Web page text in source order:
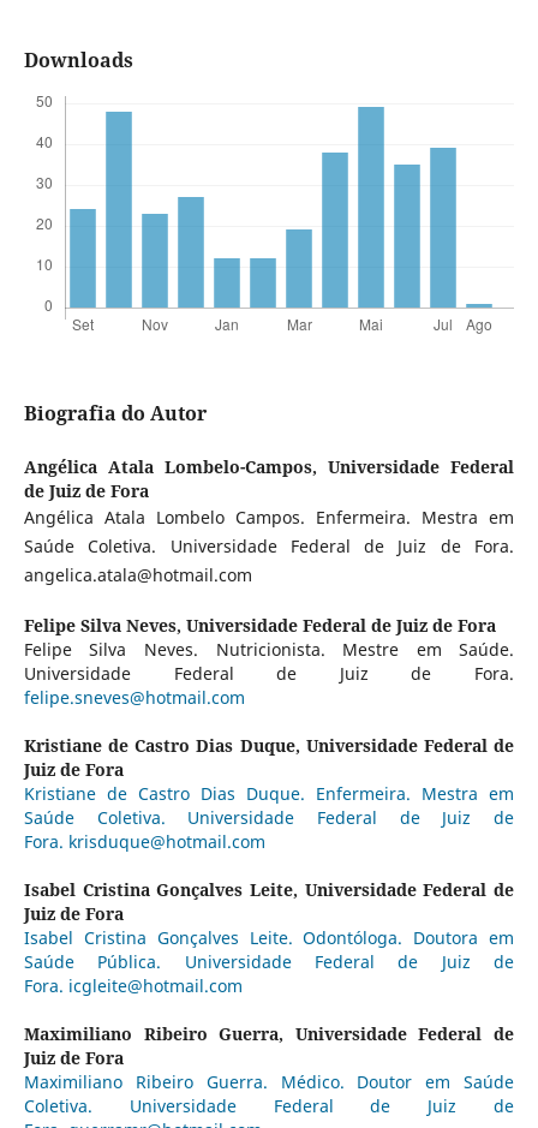
Downloads
Biografia do Autor
Angélica Atala Lombelo-Campos,Universidade Federal
de Juiz de Fora
Angélica Atala Lombelo Campos. Enfermeira. Mestra em
Saúde Coletiva. Universidade Federal de Juiz de Fora.
angelica.atala@hotmail.com
Felipe Silva Neves, Universidade Federal de Juiz de Fora
Felipe Silva Neves. Nutricionista. Mestre em Saúde.
Universidade Federal de Juiz de Fora.
felipe.sneves@hotmail.com
Kristiane de Castro Dias Duque, Universidade Federal de
Juiz de Fora
Kristiane de Castro Dias Duque. Enfermeira. Mestra em
Saúde Coletiva. Universidade Federal de Juiz de
Fora. krisduque@hotmail.com
Isabel Cristina Gonçalves Leite, Universidade Federal de
Juiz de Fora
Isabel Cristina Gonçalves Leite. Odontóloga. Doutora em
Saúde Pública. Universidade Federal de Juiz de
Fora. icgleite@hotmail.com
Maximiliano Ribeiro Guerra, Universidade Federal de
Juiz de Fora
Maximiliano Ribeiro Guerra. Médico. Doutor em Saúde
Coletiva. Universidade Federal de Juiz de